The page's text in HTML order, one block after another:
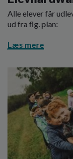
Alle elever får
ud fra flg. plan:
Læs mere